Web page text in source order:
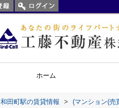
ホーム
和田町駅の賃貸情報 > (マンション(売